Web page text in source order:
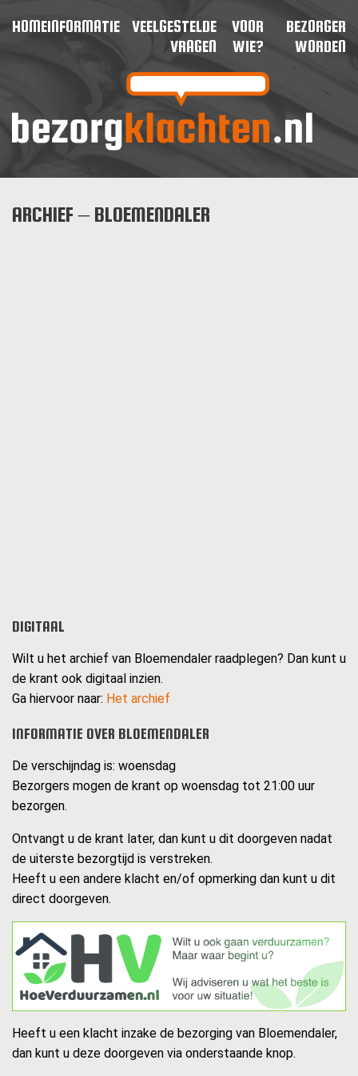
HOMEINFORMATIE
VEELGESTELDE
VRAGEN
VOOR
WIE?
BEZORGER
WORDEN
ARCHIEF – BLOEMENDALER
DIGITAAL
Wilt u het archief van Bloemendaler raadplegen? Dan kunt u
de krant ook digitaal inzien.
Ga hiervoor naar: Het archief
INFORMATIE OVER BLOEMENDALER
De verschijndag is: woensdag
Bezorgers mogen de krant op woensdag tot 21:00 uur
bezorgen.
Ontvangt u de krant later, dan kunt u dit doorgeven nadat
de uiterste bezorgtijd is verstreken.
Heeft u een andere klacht en/of opmerking dan kunt u dit
direct doorgeven.
Heeft u een klacht inzake de bezorging van Bloemendaler,
dan kunt u deze doorgeven via onderstaande knop.